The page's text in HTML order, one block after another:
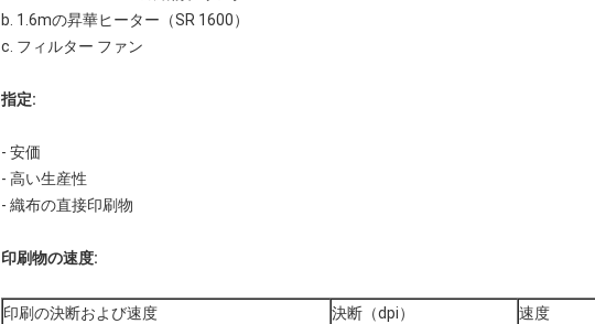
b. 1.6mの昇華ヒーター（SR 1600）
c. フィルター ファン
指定:
- 安価
- 高い生産性
- 織布の直接印刷物
印刷物の速度:
印刷の決断および速度 決断（dpi） 速度